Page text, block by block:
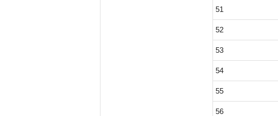
51
52
53
54
55
56